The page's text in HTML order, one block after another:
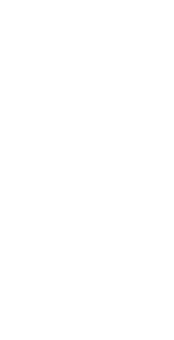
son los más